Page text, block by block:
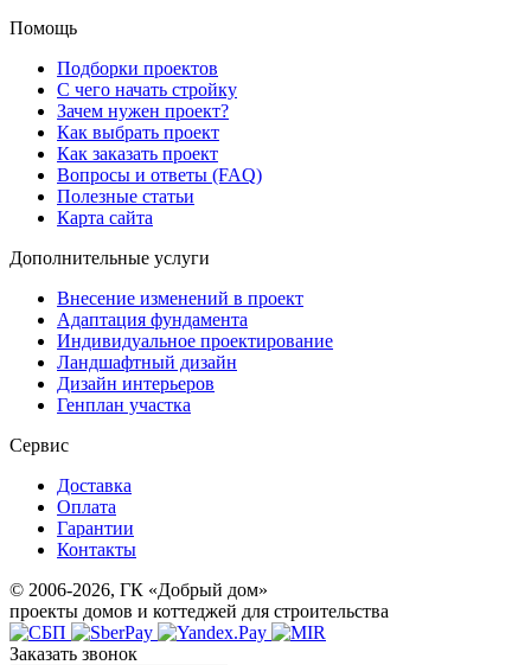
Помощь
Подборки проектов
С чего начать стройку
Зачем нужен проект?
Как выбрать проект
Как заказать проект
Вопросы и ответы (FAQ)
Полезные статьи
Карта сайта
Дополнительные услуги
Внесение изменений в проект
Адаптация фундамента
Индивидуальное проектирование
Ландшафтный дизайн
Дизайн интерьеров
Генплан участка
Сервис
Доставка
Оплата
Гарантии
Контакты
© 2006-2026, ГК «Добрый дом»
проекты домов и коттеджей для строительства
Заказать звонок